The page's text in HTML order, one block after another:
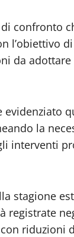
confronto
l’obiettivo
da
la
interventi
stagione
registrate
riduzioni